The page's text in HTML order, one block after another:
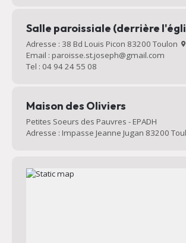
Salle paroissiale (derrière
Adresse : 38 Bd Louis Picon 83200 Toulon
Email : paroisse.st.joseph@gmail.com
Tel : 04 94 24 55 08
Maison des Oliviers
Petites Soeurs des Pauvres - EPADH
Adresse : Impasse Jeanne Jugan 83200